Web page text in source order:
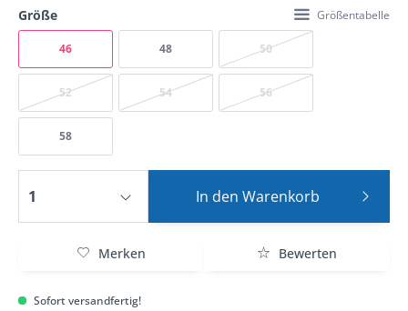
Größe Größentabelle
46 48 50
52 54 56
58
In den Warenkorb
Merken Bewerten
Sofort versandfertig!